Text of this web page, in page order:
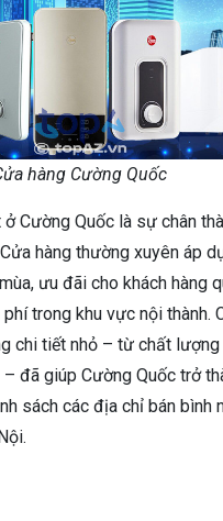
hàng Cường Quốc
Cường Quốc là sự chân
hàng thường xuyên áp
ưu đãi cho khách hàng
trong khu vực nội thành.
chi tiết nhỏ – từ chất
đã giúp Cường Quốc trở
sách các địa chỉ bán bình